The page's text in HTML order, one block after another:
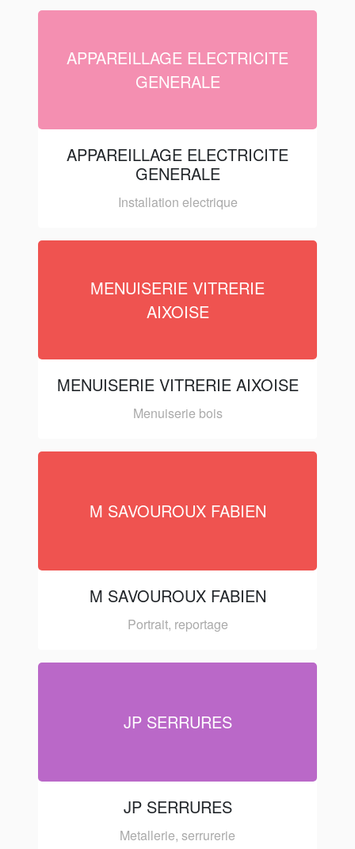
APPAREILLAGE ELECTRICITE
GENERALE
APPAREILLAGE ELECTRICITE
GENERALE
Installation electrique
MENUISERIE VITRERIE
AIXOISE
MENUISERIE VITRERIE AIXOISE
Menuiserie bois
M SAVOUROUX FABIEN
M SAVOUROUX FABIEN
Portrait, reportage
JP SERRURES
JP SERRURES
Metallerie, serrurerie